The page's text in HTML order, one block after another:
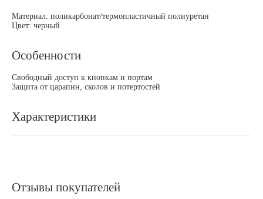
Материал: поликарбонат/термопластичный полиуретан
Цвет: черный
Особенности
Свободный доступ к кнопкам и портам
Защита от царапин, сколов и потертостей
Характеристики
Отзывы покупателей